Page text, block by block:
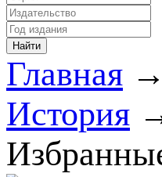
Главная →
История